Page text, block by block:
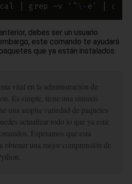
| grep –v ‘^\-e’ | cut
debes ser un usuario
este comando te ayudará
que ya están instalados.
vital en la administración de
Es simple, tiene una sintaxis
una amplia variedad de paquetes
actualizar todo lo que ya está
Esperamos que esta
obtener una mejor comprensión de